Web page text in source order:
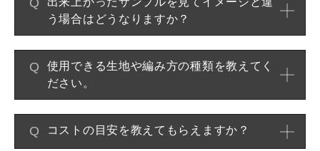
う場合はどうなりますか？
Q
使用できる生地や編み方の種類を教えてく
ださい。
Q コストの目安を教えてもらえますか？